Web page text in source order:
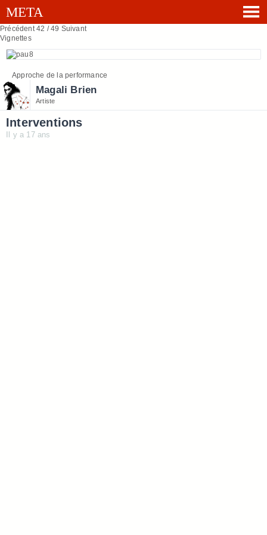
Précédent 42 / 49 Suivant
Vignettes
Approche de la performance
Magali Brien
Artiste
Interventions
Il y a 17 ans